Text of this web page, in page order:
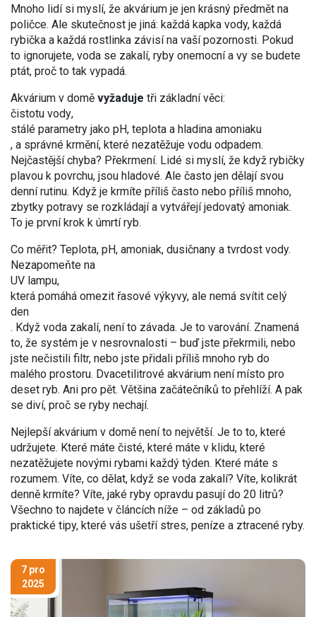
Mnoho lidí si myslí, že akvárium je jen krásný předmět na
poličce. Ale skutečnost je jiná: každá kapka vody, každá
rybička a každá rostlinka závisí na vaší pozornosti. Pokud
to ignorujete, voda se zakalí, ryby onemocní a vy se budete
ptát, proč to tak vypadá.
Akvárium v domě vyžaduje tři základní věci:
čistotu vody,
stálé parametry jako pH, teplota a hladina amoniaku
, a správné krmění, které nezatěžuje vodu odpadem.
Nejčastější chyba? Překrmení. Lidé si myslí, že když rybičky
plavou k povrchu, jsou hladové. Ale často jen dělají svou
denní rutinu. Když je krmíte příliš často nebo příliš mnoho,
zbytky potravy se rozkládají a vytvářejí jedovatý amoniak.
To je první krok k úmrtí ryb.
Co měřit? Teplota, pH, amoniak, dusičnany a tvrdost vody.
Nezapomeňte na
UV lampu,
která pomáhá omezit řasové výkyvy, ale nemá svítit celý
den
. Když voda zakalí, není to závada. Je to varování. Znamená
to, že systém je v nesrovnalosti – buď jste překrmili, nebo
jste nečistili filtr, nebo jste přidali příliš mnoho ryb do
malého prostoru. Dvacetilitrové akvárium není místo pro
deset ryb. Ani pro pět. Většina začátečníků to přehlíží. A pak
se diví, proč se ryby nechají.
Nejlepší akvárium v domě není to největší. Je to to, které
udržujete. Které máte čisté, které máte v klidu, které
nezatěžujete novými rybami každý týden. Které máte s
rozumem. Víte, co dělat, když se voda zakalí? Víte, kolikrát
denně krmíte? Víte, jaké ryby opravdu pasují do 20 litrů?
Všechno to najdete v článcích níže – od základů po
praktické tipy, které vás ušetří stres, peníze a ztracené ryby.
7 pro
2025